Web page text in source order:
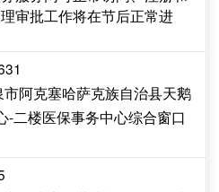
审批工作将在节后正常进
阿克塞哈萨克族自治县天鹅
-二楼医保事务中心综合窗口